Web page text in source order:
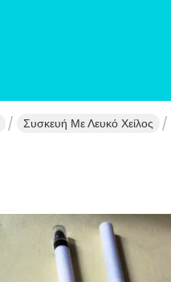
Συσκευή Με Λευκό Χείλος